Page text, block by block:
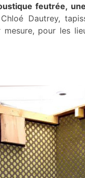
feutrée,
Dautrey,
pour les